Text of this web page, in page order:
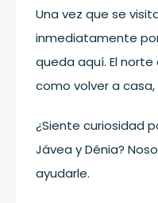
Una vez que se
inmediatamente
queda aquí. El
como volver a
¿Siente curiosidad
Jávea y Dénia?
ayudarle.